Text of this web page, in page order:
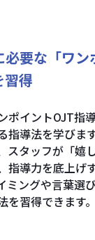
要な「ワン
習得
ポイントOJT指
指導法を学びま
スタッフが「嬉
指導力を底上げ
ミングや言葉選
を習得できます。